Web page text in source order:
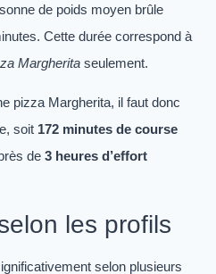
de poids moyen brûle
Cette durée correspond à
Margherita seulement.
pizza Margherita, il faut donc
soit 172 minutes de course
de 3 heures d’effort
les profils
selon plusieurs